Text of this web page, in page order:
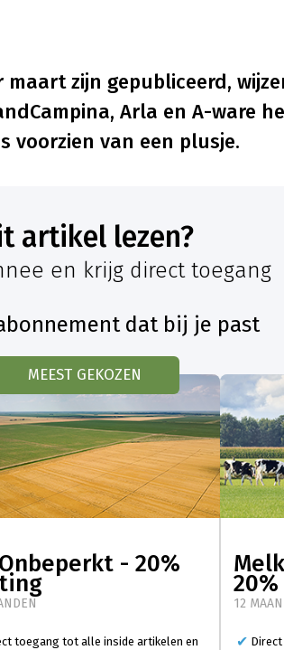
zijn gepubliceerd,
Arla en A-ware
voorzien van een plusje.
artikel lezen?
en krijg direct toegang
dat bij je past
MEEST GEKOZEN
- 20%
toegang tot alle inside artikelen en
12